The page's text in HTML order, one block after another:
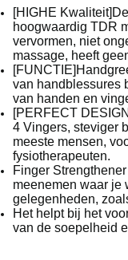
[HIGHE
hoogwaardig TDR
vervormen, niet
massage, heeft
van handblessures
van handen en
[PERFECT
4 Vingers, steviger
meeste mensen,
fysiotherapeuten.
Finger
meenemen waar je
gelegenheden,
Het helpt bij het
van de soepelheid